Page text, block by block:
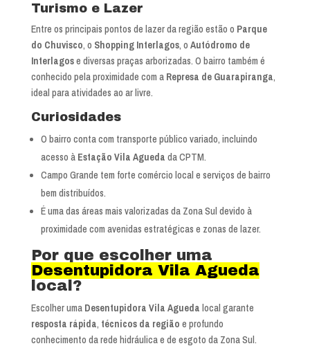
Turismo e Lazer
Entre os principais pontos de lazer da região estão o Parque
do Chuvisco, o Shopping Interlagos, o Autódromo de
Interlagose diversas praças arborizadas. O bairro também é
conhecido pela proximidade com a Represa de Guarapiranga,
ideal para atividades ao ar livre.
Curiosidades
O bairro conta com transporte público variado, incluindo
acesso à Estação Vila Agueda da CPTM.
Campo Grande tem forte comércio local e serviços de bairro
bem distribuídos.
É uma das áreas mais valorizadas da Zona Sul devido à
proximidade com avenidas estratégicas e zonas de lazer.
Por que escolher uma
Desentupidora Vila Agueda
local?
Escolher uma Desentupidora Vila Agueda local garante
resposta rápida, técnicos da região e profundo
conhecimento da rede hidráulica e de esgoto da Zona Sul.